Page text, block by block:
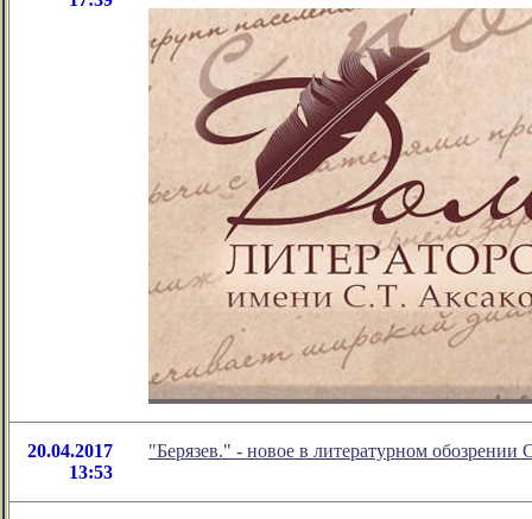
20.04.2017
13:53
"Берязев." - новое в литературном